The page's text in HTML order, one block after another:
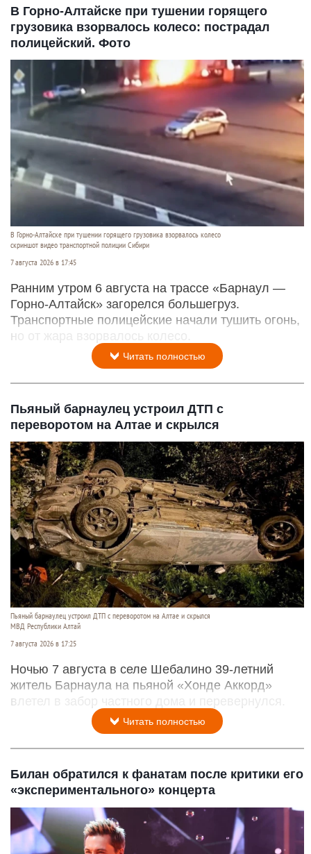
В Горно-Алтайске при тушении горящего
грузовика взорвалось колесо: пострадал
полицейский. Фото
В Горно-Алтайске при тушении горящего грузовика взорвалось колесо
скриншот видео транспортной полиции Сибири
7 августа 2026 в 17:45
Ранним утром 6 августа на трассе «Барнаул —
Горно-Алтайск» загорелся большегруз.
Транспортные полицейские начали тушить огонь,
но от жара взорвалось колесо.
Читать полностью
Пьяный барнаулец устроил ДТП с
переворотом на Алтае и скрылся
Пьяный барнаулец устроил ДТП с переворотом на Алтае и скрылся
МВД Республики Алтай
7 августа 2026 в 17:25
Ночью 7 августа в селе Шебалино 39-летний
житель Барнаула на пьяной «Хонде Аккорд»
влетел в забор частного дома и перевернулся.
Читать полностью
Билан обратился к фанатам после критики его
«экспериментального» концерта